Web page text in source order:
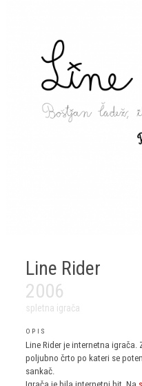
Line Rider
2006
spletna igrača
OPIS
Line Rider je internetna
poljubno črto po kateri se
sankač.